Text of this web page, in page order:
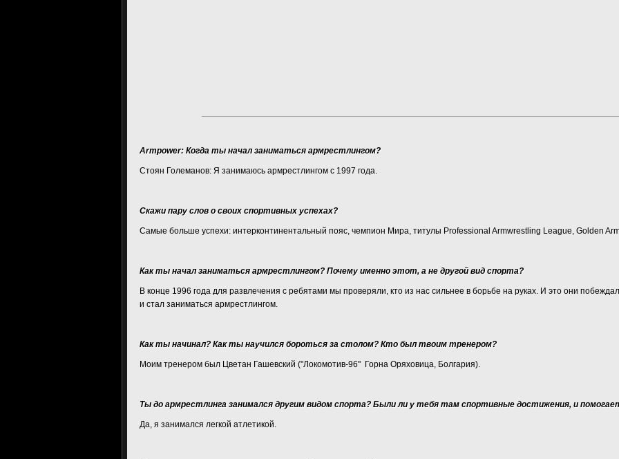
Armpower: Когда ты начал заниматься армрестлингом?
Стоян Големанов: Я занимаюсь армрестлингом с 1997 года.
Скажи пару слов о своих спортивных успехах?
Самые больше успехи: интерконтинентальный пояс, чемпион Мира, титулы Professional Armwrestling League, Golden
Как ты начал заниматься армрестлингом? Почему именно этот, а не другой вид спорта?
В конце 1996 года для развлечения с ребятами мы проверяли, кто из нас сильнее в борьбе на руках. И это они
и стал заниматься армрестлингом.
Как ты начинал? Как ты научился бороться за столом? Кто был твоим тренером?
Моим тренером был Цветан Гашевский ("Локомотив-96" Горна Оряховица, Болгария).
Ты до армрестлинга занимался другим видом спорта? Были ли у тебя там спортивные достижения, и
Да, я занимался легкой атлетикой.